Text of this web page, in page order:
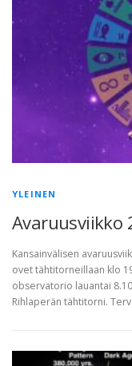
YLEINEN
Avaruusviikko
Kansainvälisen
ovet tähtitorneillaan klo
observatorio lauantai
Rihlaperän tähtitorni.